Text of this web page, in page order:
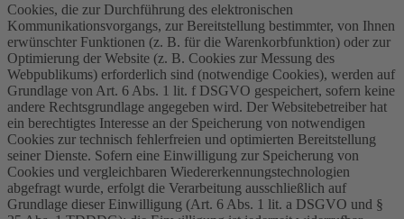
Cookies, die zur Durchführung des elektronischen
Kommunikationsvorgangs, zur Bereitstellung bestimmter, von Ihnen
erwünschter Funktionen (z. B. für die Warenkorbfunktion) oder zur
Optimierung der Website (z. B. Cookies zur Messung des
Webpublikums) erforderlich sind (notwendige Cookies), werden auf
Grundlage von Art. 6 Abs. 1 lit. f DSGVO gespeichert, sofern keine
andere Rechtsgrundlage angegeben wird. Der Websitebetreiber hat
ein berechtigtes Interesse an der Speicherung von notwendigen
Cookies zur technisch fehlerfreien und optimierten Bereitstellung
seiner Dienste. Sofern eine Einwilligung zur Speicherung von
Cookies und vergleichbaren Wiedererkennungstechnologien
abgefragt wurde, erfolgt die Verarbeitung ausschließlich auf
Grundlage dieser Einwilligung (Art. 6 Abs. 1 lit. a DSGVO und §